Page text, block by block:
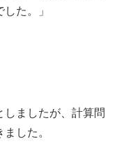
た。」
しましたが、計算問
した。